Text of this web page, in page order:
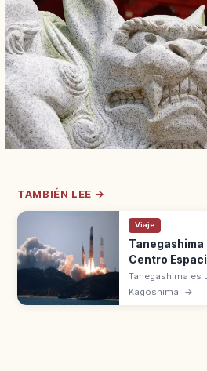
TAMBIÉN LEE →
Viaje
Tanegashima
Centro
Tanegashima es
Kagoshima con
Center de JAXA,
Kagoshima →